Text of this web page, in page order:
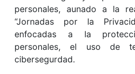
personales, aunado a la
“Jornadas por la
enfocadas a la
personales, el uso de
cibersegurdad.